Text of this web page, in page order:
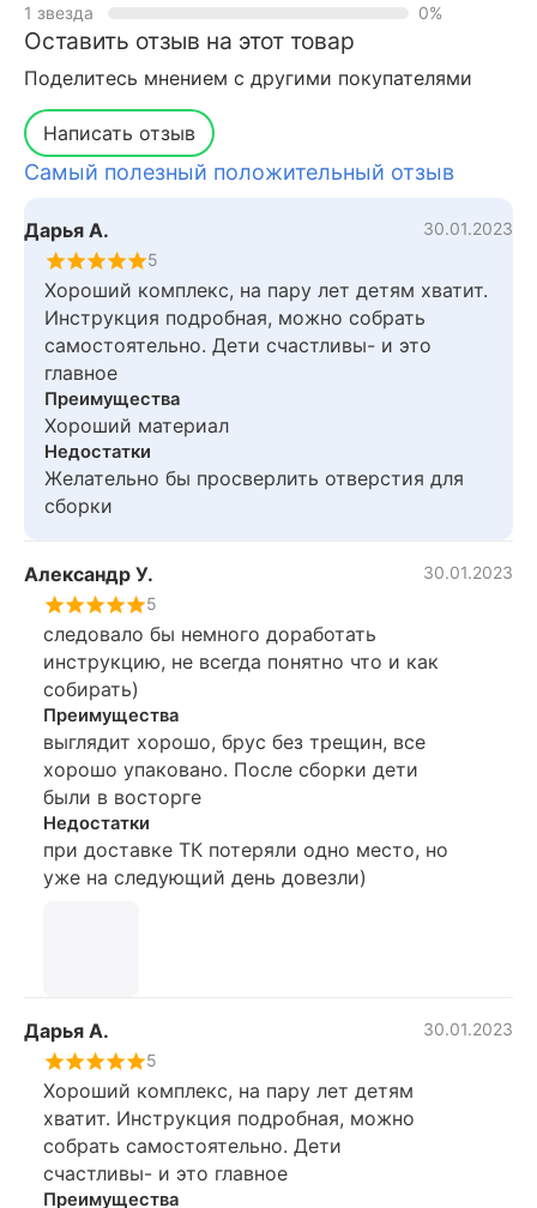
1 звезда
0%
Оставить отзыв на этот товар
Поделитесь мнением с другими покупателями
Написать отзыв
Самый полезный положительный отзыв
Дарья А.
30.01.2023
5
Хороший комплекс, на пару лет детям хватит.
Инструкция подробная, можно собрать
самостоятельно. Дети счастливы- и это
главное
Преимущества
Хороший материал
Недостатки
Желательно бы просверлить отверстия для
сборки
Александр У.
30.01.2023
5
следовало бы немного доработать
инструкцию, не всегда понятно что и как
собирать)
Преимущества
выглядит хорошо, брус без трещин, все
хорошо упаковано. После сборки дети
были в восторге
Недостатки
при доставке ТК потеряли одно место, но
уже на следующий день довезли)
Дарья А.
30.01.2023
5
Хороший комплекс, на пару лет детям
хватит. Инструкция подробная, можно
собрать самостоятельно. Дети
счастливы- и это главное
Преимущества